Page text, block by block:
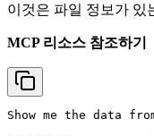
이것은 파일 정보가 있
MCP 리소스 참조하기